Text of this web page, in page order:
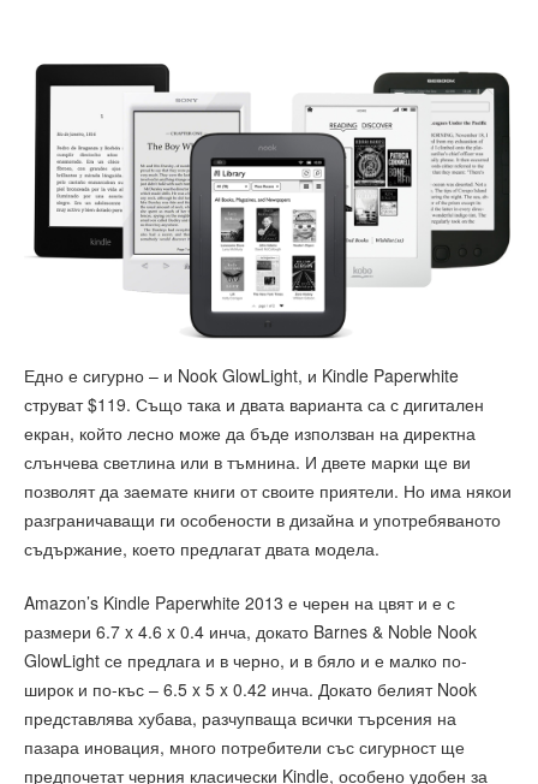
Едно е сигурно – и Nook GlowLight, и Kindle Paperwhite
струват $119. Също така и двата варианта са с дигитален
екран, който лесно може да бъде използван на директна
слънчева светлина или в тъмнина. И двете марки ще ви
позволят да заемате книги от своите приятели. Но има някои
разграничаващи ги особености в дизайна и употребяваното
съдържание, което предлагат двата модела.
Amazon’s Kindle Paperwhite 2013 е черен на цвят и е с
размери 6.7 x 4.6 x 0.4 инча, докато Barnes & Noble Nook
GlowLight се предлага и в черно, и в бяло и е малко по-
широк и по-къс – 6.5 x 5 x 0.42 инча. Докато белият Nook
представлява хубава, разчупваща всички търсения на
пазара иновация, много потребители със сигурност ще
предпочетат черния класически Kindle, особено удобен за